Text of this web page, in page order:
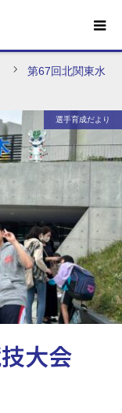
第67回北関東水
選手育成だより
大会